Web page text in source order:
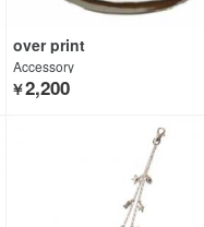
over print
Accessory
￥2,200